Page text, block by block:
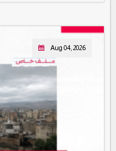
Aug 04, 2026